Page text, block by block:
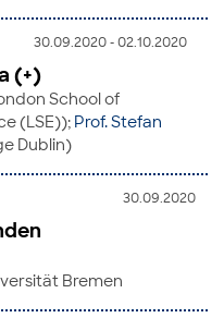
30.09.2020 - 02.10.2020
(+)
School of
(LSE)); Prof. Stefan
Dublin)
30.09.2020
Bremen